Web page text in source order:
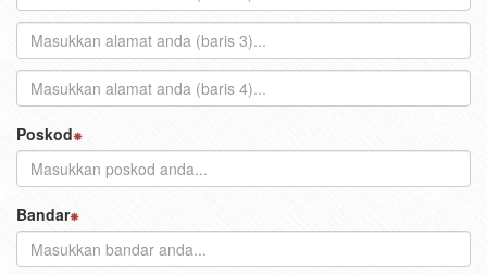
Poskod
Bandar